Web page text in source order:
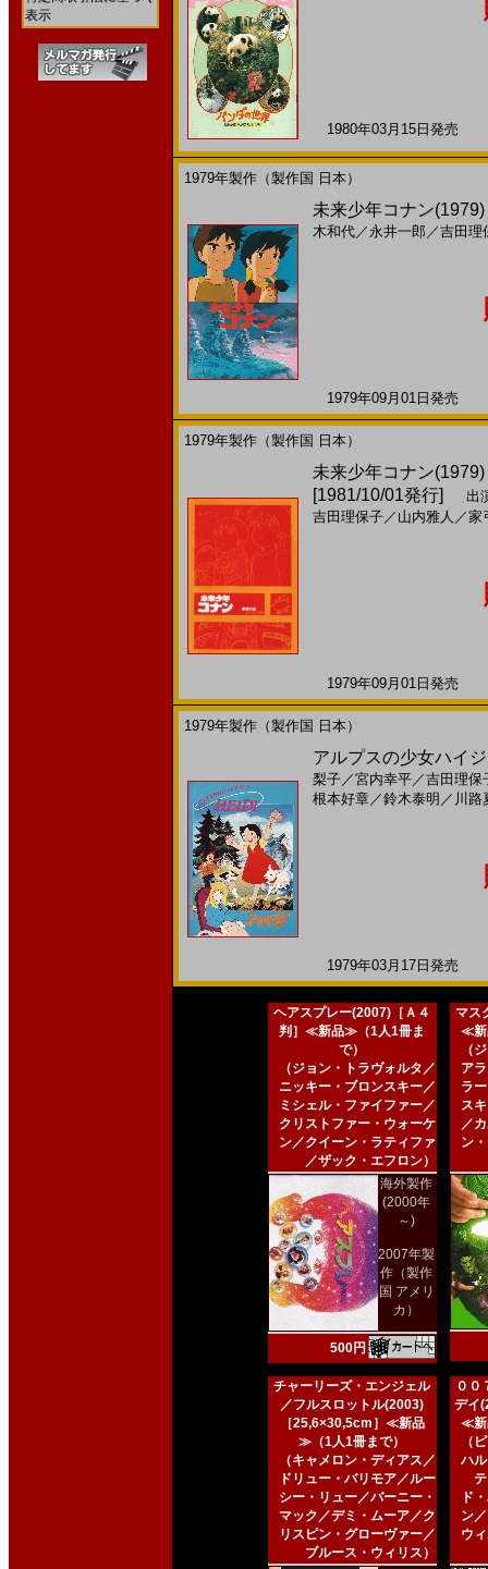
表示
1980年03月15日発売
1979年製作（製作国 日本）
未来少年コナン
木和代／永井一郎 ／吉田理
1979年09月01日発売
1979年製作（製作国 日本）
未来少年コナン
[1981/10/01発行]
出
吉田理保子／ 山内雅人 ／家
1979年09月01日発売
1979年製作（製作国 日本）
アルプスの少女ハイ
梨子／宮内幸平／吉田理保
根本好章／鈴木泰明 ／ 川路
1979年03月17日発売
ヘアスプレー(2007)［Ａ４
判］≪新品≫（1人1冊ま
で）
（ジョン・トラヴォルタ／
ニッキー・ブロンスキー／
ミシェル・ファイファー／
クリストファー・ウォーケ
ン／クイーン・ラティファ
／ザック・エフロン）
海外製作
(2000年
～)
2007年製
作（製作
国 アメリ
カ）
500円
マス
≪新
（
ア
ラ
ス
／
ン
チャーリーズ・エンジェル
／フルスロットル(2003)
［25,6×30,5cm］≪新品
≫（1人1冊まで）
（キャメロン・ディアス／
ドリュー・バリモア／ルー
シー・リュー／バーニー・
マック／デミ・ムーア／ク
リスピン・グローヴァー／
ブルース・ウィリス）
００
デイ
≪新
（
ハ
ド
ン
ウ